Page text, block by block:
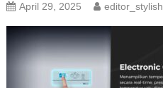
April 29, 2025 editor_stylish